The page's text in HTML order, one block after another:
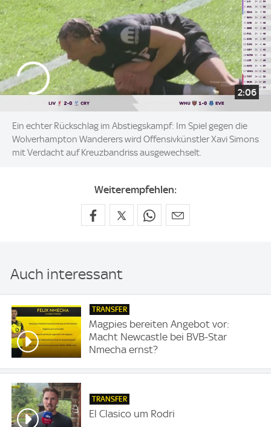
2:06
Ein echter Rückschlag im Abstiegskampf: Im Spiel gegen die
Wolverhampton Wanderers wird Offensivkünstler Xavi Simons
mit Verdacht auf Kreuzbandriss ausgewechselt.
Weiterempfehlen:
Auch interessant
TRANSFER
Magpies bereiten Angebot vor:
Macht Newcastle bei BVB-Star
Nmecha ernst?
TRANSFER
El Clasico um Rodri